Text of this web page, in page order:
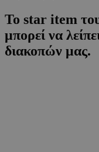
Το star item
μπορεί να
διακοπών μας.